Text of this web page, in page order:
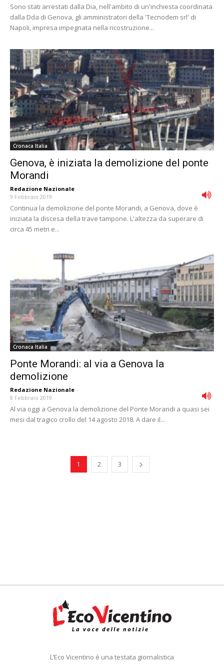
Sono stati arrestati dalla Dia, nell'ambito di un'inchiesta coordinata
dalla Dda di Genova, gli amministratori della 'Tecnodem srl' di
Napoli, impresa impegnata nella ricostruzione...
Cronaca Italia
Genova, è iniziata la demolizione del ponte
Morandi
Redazione Nazionale -
9 Febbraio 2019
Continua la demolizione del ponte Morandi, a Genova, dove è
iniziata la discesa della trave tampone. L'altezza da superare di
circa 45 metri e...
Cronaca Italia
Ponte Morandi: al via a Genova la
demolizione
Redazione Nazionale -
8 Febbraio 2019
Al via oggi a Genova la demolizione del Ponte Morandi a quasi sei
mesi dal tragico crollo del 14 agosto 2018. A dare il...
1 2 3
L’Eco Vicentino è una testata giornalistica